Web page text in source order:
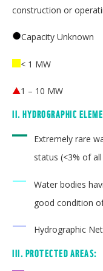
construction or
Capacity Unknown
< 1 MW
1 – 10 MW
II. HYDROGRAPHIC
—
Extremely rare
status (<3% of
—
Water bodies
good condition
— Hydrographic
III. PROTECTED AREAS: